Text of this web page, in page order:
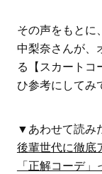
その声をもとに
中梨奈さんが、
る【スカートコ
ひ参考にしてみ
▼あわせて読み
後輩世代に徹底
「正解コーデ